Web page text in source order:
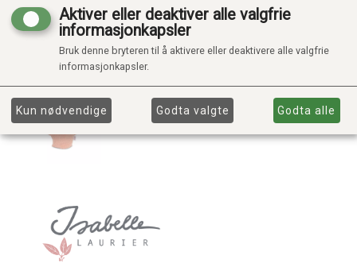
Aktiver eller deaktiver alle valgfrie
informasjonkapsler
Bruk denne bryteren til å aktivere eller deaktivere alle valgfrie
informasjonkapsler.
Kun nødvendige Godta valgte Godta alle